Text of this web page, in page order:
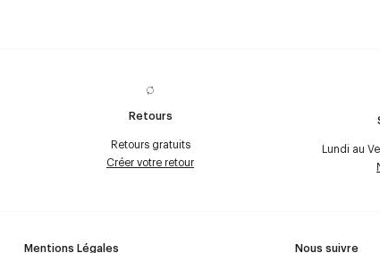
Retours
Retours gratuits
Créer votre retour
Lundi au
Mentions Légales Nous suivre